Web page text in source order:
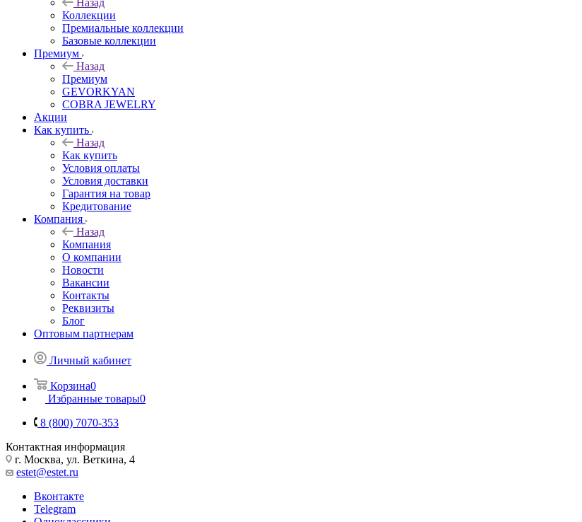
Назад
Коллекции
Премиальные коллекции
Базовые коллекции
Премиум
Назад
Премиум
GEVORKYAN
COBRA JEWELRY
Акции
Как купить
Назад
Как купить
Условия оплаты
Условия доставки
Гарантия на товар
Кредитование
Компания
Назад
Компания
О компании
Новости
Вакансии
Контакты
Реквизиты
Блог
Оптовым партнерам
Личный кабинет
Корзина0
Избранные товары0
8 (800) 7070-353
Контактная информация
г. Москва, ул. Веткина, 4
estet@estet.ru
Вконтакте
Telegram